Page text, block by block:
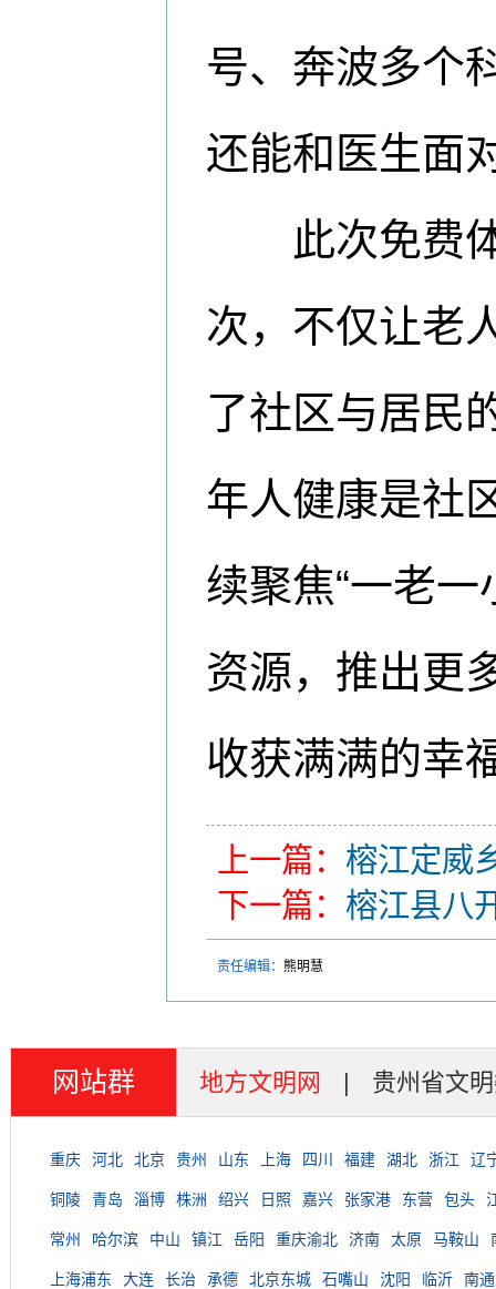
号、奔波多个
还能和医生面
此次免费体
次，不仅让老
了社区与居民
年人健康是社
续聚焦“一老
资源，推出更
收获满满的幸
上一篇： 榕江定威
下一篇： 榕江县八
责任编辑： 熊明慧
网站群 地方文明网 | 贵州省文
重庆 河北 北京 贵州 山东 上海 四川 福建 湖北 浙江 辽
铜陵 青岛 淄博 株洲 绍兴 日照 嘉兴 张家港 东营 包头
常州 哈尔滨 中山 镇江 岳阳 重庆渝北 济南 太原 马鞍山
上海浦东 大连 长治 承德 北京东城 石嘴山 沈阳 临沂 南通